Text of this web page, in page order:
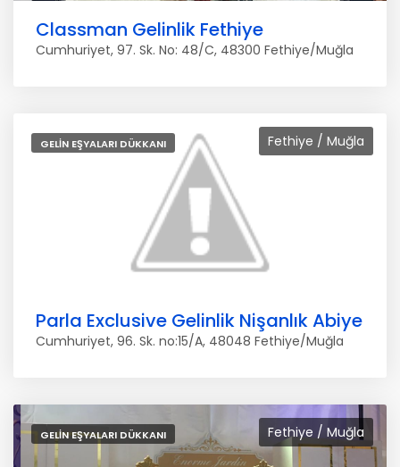
Classman Gelinlik Fethiye
Cumhuriyet, 97. Sk. No: 48/C, 48300 Fethiye/Muğla
Fethiye / Muğla
GELIN EŞYALARI DÜKKANI
Parla Exclusive Gelinlik Nişanlık Abiye
Cumhuriyet, 96. Sk. no:15/A, 48048 Fethiye/Muğla
Fethiye / Muğla
GELIN EŞYALARI DÜKKANI